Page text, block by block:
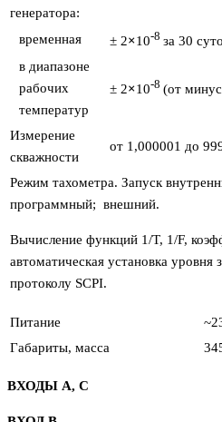
генератора:
временная
± 2×10-8 за 30
в диапазоне
рабочих
температур
± 2×10-8 (от
Измерение
скважности
от 1,000001 до
Режим тахометра. Запуск
программный; внешний.
Вычисление функций 1/T, 1/F,
автоматическая установка уровня
протоколу SCPI.
Питание
Габариты, масса
ВХОДЫ А, С